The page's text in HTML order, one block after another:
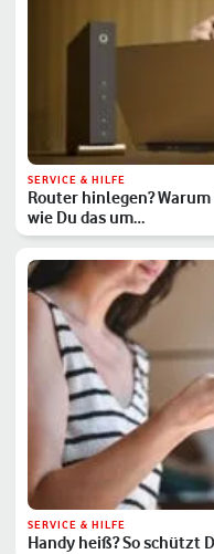
SERVICE & HILFE
Router hinlegen?
wie Du das um…
SERVICE & HILFE
Handy heiß? So schützt